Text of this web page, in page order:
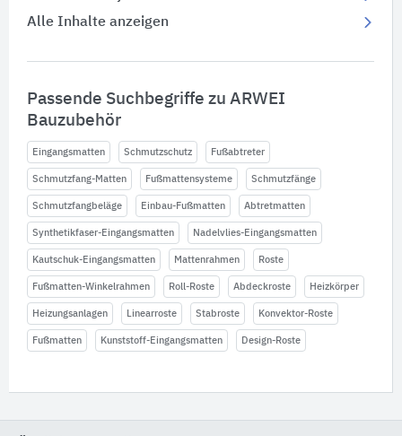
Alle Inhalte anzeigen
Passende Suchbegriffe zu ARWEI
Bauzubehör
Eingangsmatten Schmutzschutz Fußabtreter
Schmutzfang-Matten Fußmattensysteme Schmutzfänge
Schmutzfangbeläge Einbau-Fußmatten Abtretmatten
Synthetikfaser-Eingangsmatten Nadelvlies-Eingangsmatten
Kautschuk-Eingangsmatten Mattenrahmen Roste
Fußmatten-Winkelrahmen Roll-Roste Abdeckroste Heizkörper
Heizungsanlagen Linearroste Stabroste Konvektor-Roste
Fußmatten Kunststoff-Eingangsmatten Design-Roste